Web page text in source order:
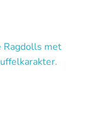
Ragdolls met